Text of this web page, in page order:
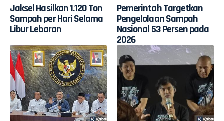
Jaksel Hasilkan 1.120 Ton
Sampah per Hari Selama
Libur Lebaran
Pemerintah Targetkan
Pengelolaan Sampah
Nasional 53 Persen pada
2026